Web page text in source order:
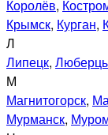
Королёв,
Крымск, Курган,
Л
Липецк,
М
Магнитогорск,
Мурманск,